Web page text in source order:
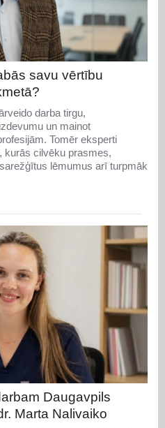
savu vērtību
darba tirgu,
un mainot
Tomēr eksperti
kurās cilvēku prasmes,
lēmumus arī turpmāk
Daugavpils
Marta Nalivaiko